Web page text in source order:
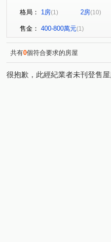
當代歌德大樓
(1) 聯上
長谷蓮清大樓(1) 鳳
雅靜園大廈(1) 自由
霞海南二街(1)
永豐路(1) 民族一路(1)
文天路(1) 馬卡道路(1)
格局： 1房(1) 2房(10)
售金： 400-800萬元(1)
共有0個符合要求的房屋
很抱歉，此經紀業者未刊登售屋